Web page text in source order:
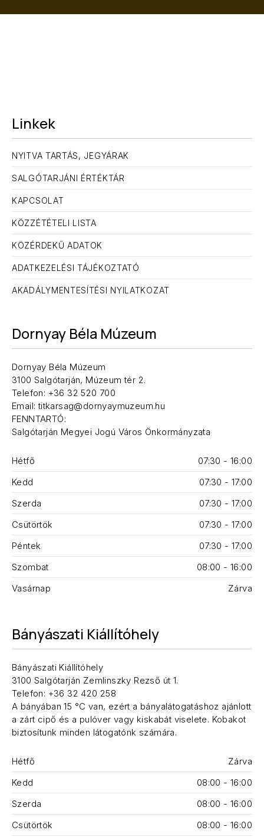
Linkek
NYITVA TARTÁS, JEGYÁRAK
SALGÓTARJÁNI ÉRTÉKTÁR
KAPCSOLAT
KÖZZÉTÉTELI LISTA
KÖZÉRDEKŰ ADATOK
ADATKEZELÉSI TÁJÉKOZTATÓ
AKADÁLYMENTESÍTÉSI NYILATKOZAT
Dornyay Béla Múzeum
Dornyay Béla Múzeum
3100 Salgótarján, Múzeum tér 2.
Telefon: +36 32 520 700
Email: titkarsag@dornyaymuzeum.hu
FENNTARTÓ:
Salgótarján Megyei Jogú Város Önkormányzata
Hétfő
07:30 - 16:00
Kedd
07:30 - 17:00
Szerda
07:30 - 17:00
Csütörtök
07:30 - 17:00
Péntek
07:30 - 17:00
Szombat
08:00 - 16:00
Vasárnap
Zárva
Bányászati Kiállítóhely
Bányászati Kiállítóhely
3100 Salgótarján Zemlinszky Rezső út 1.
Telefon: +36 32 420 258
A bányában 15 °C van, ezért a bányalátogatáshoz ajánlott
a zárt cipő és a pulóver vagy kiskabát viselete. Kobakot
biztosítunk minden látogatónk számára.
Hétfő
Zárva
Kedd
08:00 - 16:00
Szerda
08:00 - 16:00
Csütörtök
08:00 - 16:00